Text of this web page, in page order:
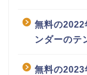
無料の2022
ンダーのテ
無料の2023